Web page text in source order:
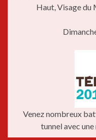
Haut, Visage du
Venez nombreux
tunnel avec